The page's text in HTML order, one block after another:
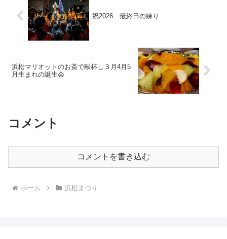
祝2026 最終日の練り
浜松マリオットのお斎で献杯し３月4月5
月生まれの誕生会
コメント
コメントを書き込む
ホーム 浜松まつり